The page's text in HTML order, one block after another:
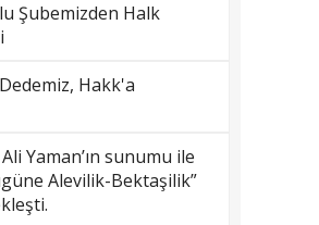
Şubemizden Halk
Hakk'a
Yaman’ın sunumu ile
Alevilik-Bektaşilik”